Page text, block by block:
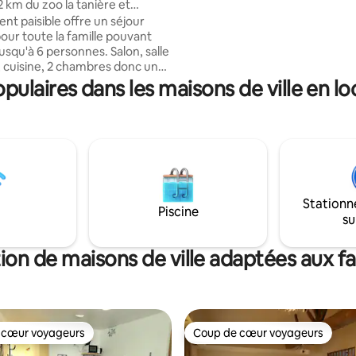
km du zoo la tanière et
paisible offre un séjour
toute la famille pouvant
6 personnes. Salon, salle
cuisine, 2 chambres donc une
2 lits double et un clic clac, salle
et serviettes compris.
min de l’odyssée et de
15 min de chartres et 1h de
dans les maisons de ville en
Piscine
de maisons de ville adaptées aux
voyageurs
voyageurs Coup de cœur voyageurs
Coup de cœur voyageurs